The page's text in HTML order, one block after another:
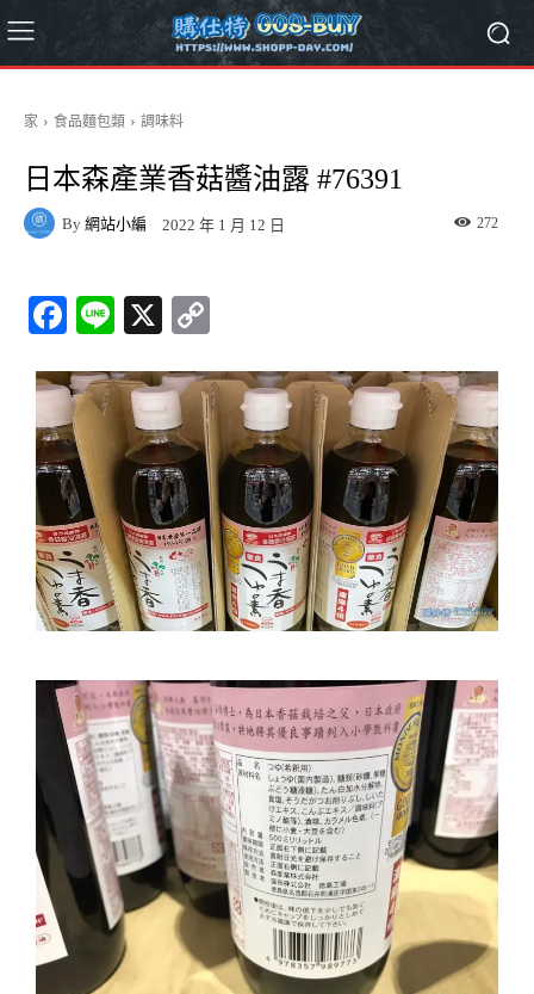
家 食品麵包類 調味料
日本森產業香菇醬油露 #76391
By 網站小編 2022 年 1 月 12 日 272
Fa
bo
ok
Li
X
y
Li
nk